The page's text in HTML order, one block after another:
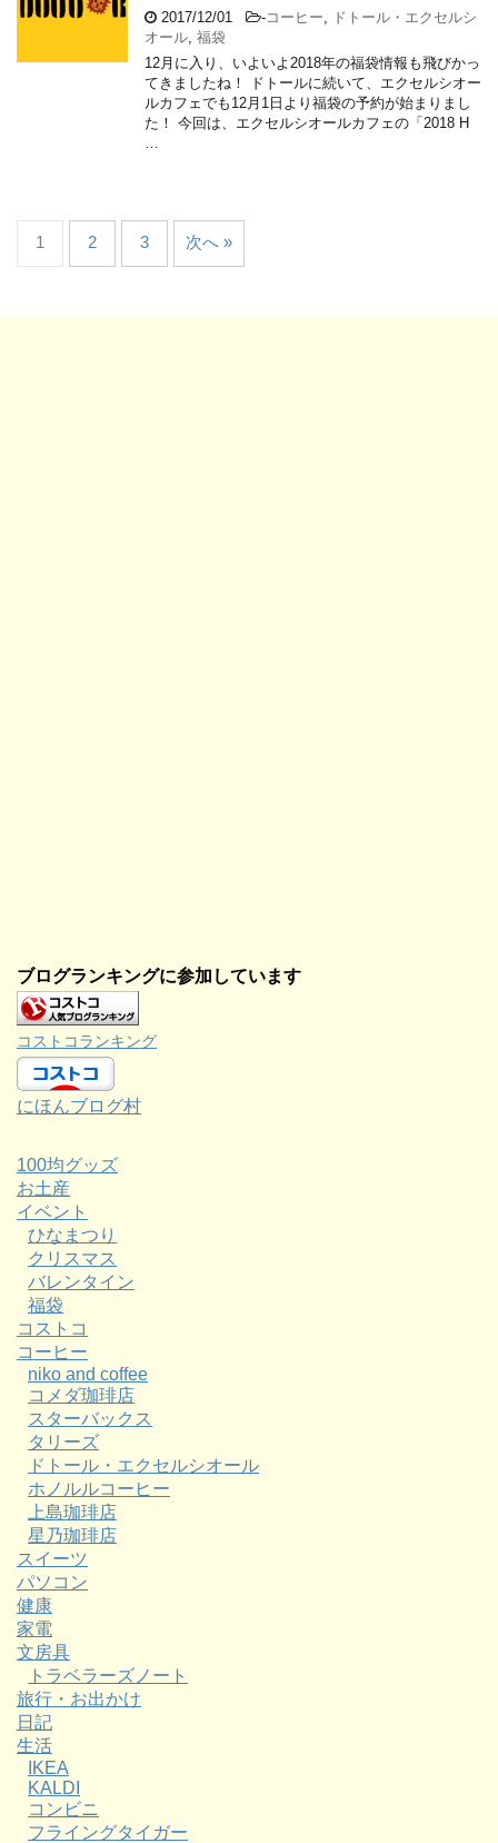
2017/12/01 -コーヒー
ドトール・エクセルシ
オール 福袋
12月に入り、いよいよ2018年の福袋情報も飛びかっ
てきましたね！ ドトールに続いて、エクセルシオー
ルカフェでも12月1日より福袋の予約が始まりまし
た！ 今回は、エクセルシオールカフェの「2018 H
1 2 3 次へ »
ブログランキングに参加しています
コストコランキング
にほんブログ村
100均グッズ
お土産
イベント
ひなまつり
クリスマス
バレンタイン
福袋
コストコ
コーヒー
niko and coffee
コメダ珈琲店
スターバックス
タリーズ
ドトール・エクセルシオール
ホノルルコーヒー
上島珈琲店
星乃珈琲店
スイーツ
パソコン
健康
家電
文房具
トラベラーズノート
旅行・お出かけ
日記
生活
IKEA
KALDI
コンビニ
フライングタイガー